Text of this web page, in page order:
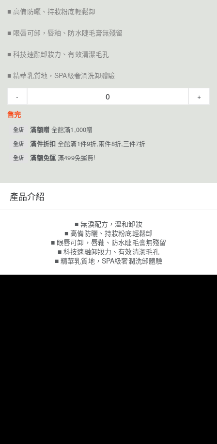
■ 高備防曬、持妝粉底輕鬆卸
■ 眼唇可卸，唇釉、防水睫毛膏無殘留
■ 科技速融卸妝力、有效清潔毛孔
■ 精華乳質地，SPA級奢潤洗卸體驗
-
+
售完
全店 滿額贈 全館滿1,000贈
全店 滿件折扣全館滿1件9折,兩件8折,三件7折
全店 滿額免運滿499免運費!
產品介紹
■ 無淚配方，溫和卸妝
■ 高備防曬、持妝粉底輕鬆卸
■ 眼唇可卸，唇釉、防水睫毛膏無殘留
■ 科技速融卸妝力、有效清潔毛孔
■ 精華乳質地，SPA級奢潤洗卸體驗